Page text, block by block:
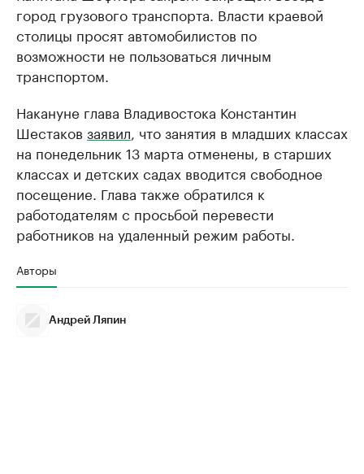
город грузового транспорта. Власти краевой
столицы просят автомобилистов по
возможности не пользоваться личным
транспортом.
Накануне глава Владивостока Константин
Шестаков заявил , что занятия в младших классах
на понедельник 13 марта отменены, в старших
классах и детских садах вводится свободное
посещение. Глава также обратился к
работодателям с просьбой перевести
работников на удаленный режим работы.
Авторы
Андрей Ляпин